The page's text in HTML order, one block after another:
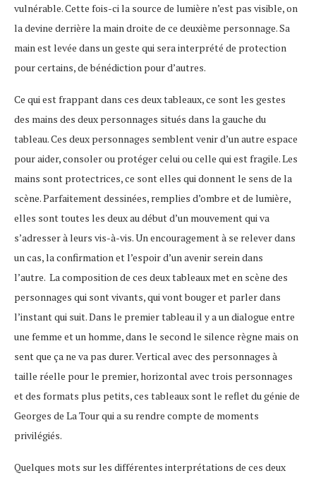
vulnérable. Cette fois-ci la source de lumière n’est pas visible, on
la devine derrière la main droite de ce deuxième personnage. Sa
main est levée dans un geste qui sera interprété de protection
pour certains, de bénédiction pour d’autres.
Ce qui est frappant dans ces deux tableaux, ce sont les gestes
des mains des deux personnages situés dans la gauche du
tableau. Ces deux personnages semblent venir d’un autre espace
pour aider, consoler ou protéger celui ou celle qui est fragile. Les
mains sont protectrices, ce sont elles qui donnent le sens de la
scène. Parfaitement dessinées, remplies d’ombre et de lumière,
elles sont toutes les deux au début d’un mouvement qui va
s’adresser à leurs vis-à-vis. Un encouragement à se relever dans
un cas, la confirmation et l’espoir d’un avenir serein dans
l’autre. La composition de ces deux tableaux met en scène des
personnages qui sont vivants, qui vont bouger et parler dans
l’instant qui suit. Dans le premier tableau il y a un dialogue entre
une femme et un homme, dans le second le silence règne mais on
sent que ça ne va pas durer. Vertical avec des personnages à
taille réelle pour le premier, horizontal avec trois personnages
et des formats plus petits, ces tableaux sont le reflet du génie de
Georges de La Tour qui a su rendre compte de moments
privilégiés.
Quelques mots sur les différentes interprétations de ces deux